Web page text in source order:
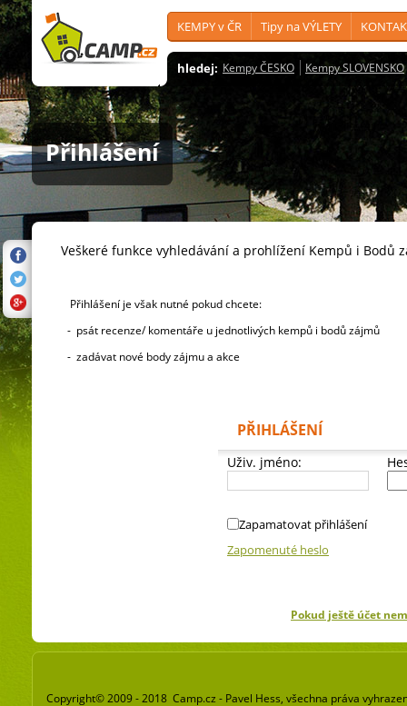
KEMPY v ČR Tipy na VÝLETY
hledej: Kempy ČESKO Kempy SLOVENSKO
Přihlášení
Veškeré funkce vyhledávání a prohlížení Kempů i
Přihlášení je však nutné pokud chcete:
- psát recenze/ komentáře u jednotlivých kempů i bodů zájmů
- zadávat nové body zájmu a akce
PŘIHLÁŠENÍ
Uživ. jméno:
Zapamatovat přihlášení
Zapomenuté heslo
Pokud ještě účet
Copyright© 2009 - 2018 Camp.cz - Pavel Hess, všechna práva